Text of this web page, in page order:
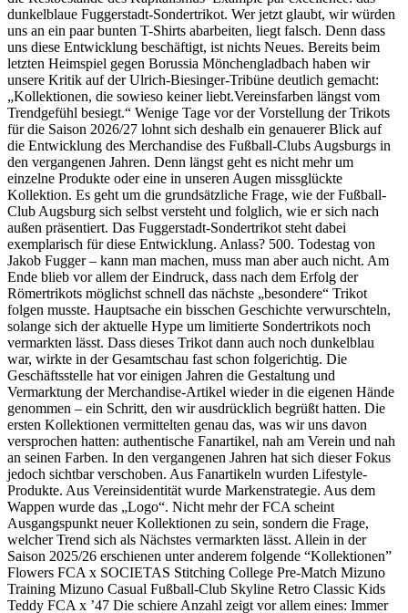
dunkelblaue Fuggerstadt-Sondertrikot. Wer jetzt glaubt, wir würden
uns an ein paar bunten T-Shirts abarbeiten, liegt falsch. Denn dass
uns diese Entwicklung beschäftigt, ist nichts Neues. Bereits beim
letzten Heimspiel gegen Borussia Mönchengladbach haben wir
unsere Kritik auf der Ulrich-Biesinger-Tribüne deutlich gemacht:
„Kollektionen, die sowieso keiner liebt.Vereinsfarben längst vom
Trendgefühl besiegt.“ Wenige Tage vor der Vorstellung der Trikots
für die Saison 2026/27 lohnt sich deshalb ein genauerer Blick auf
die Entwicklung des Merchandise des Fußball-Clubs Augsburgs in
den vergangenen Jahren. Denn längst geht es nicht mehr um
einzelne Produkte oder eine in unseren Augen missglückte
Kollektion. Es geht um die grundsätzliche Frage, wie der Fußball-
Club Augsburg sich selbst versteht und folglich, wie er sich nach
außen präsentiert. Das Fuggerstadt-Sondertrikot steht dabei
exemplarisch für diese Entwicklung. Anlass? 500. Todestag von
Jakob Fugger – kann man machen, muss man aber auch nicht. Am
Ende blieb vor allem der Eindruck, dass nach dem Erfolg der
Römertrikots möglichst schnell das nächste „besondere“ Trikot
folgen musste. Hauptsache ein bisschen Geschichte verwurschteln,
solange sich der aktuelle Hype um limitierte Sondertrikots noch
vermarkten lässt. Dass dieses Trikot dann auch noch dunkelblau
war, wirkte in der Gesamtschau fast schon folgerichtig. Die
Geschäftsstelle hat vor einigen Jahren die Gestaltung und
Vermarktung der Merchandise-Artikel wieder in die eigenen Hände
genommen – ein Schritt, den wir ausdrücklich begrüßt hatten. Die
ersten Kollektionen vermittelten genau das, was wir uns davon
versprochen hatten: authentische Fanartikel, nah am Verein und nah
an seinen Farben. In den vergangenen Jahren hat sich dieser Fokus
jedoch sichtbar verschoben. Aus Fanartikeln wurden Lifestyle-
Produkte. Aus Vereinsidentität wurde Markenstrategie. Aus dem
Wappen wurde das „Logo“. Nicht mehr der FCA scheint
Ausgangspunkt neuer Kollektionen zu sein, sondern die Frage,
welcher Trend sich als Nächstes vermarkten lässt. Allein in der
Saison 2025/26 erschienen unter anderem folgende “Kollektionen”
Flowers FCA x SOCIETAS Stitching College Pre-Match Mizuno
Training Mizuno Casual Fußball-Club Skyline Retro Classic Kids
Teddy FCA x ’47 Die schiere Anzahl zeigt vor allem eines: Immer